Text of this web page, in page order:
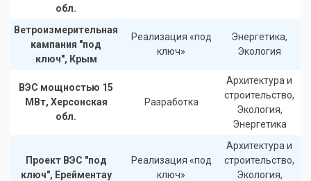
обл.
Ветроизмерительная
кампания "под
ключ", Крым
Реализация «под
ключ»
Энергетика,
Экология
ВЭС мощностью 15
МВт, Херсонская
обл.
Разработка
Архитектура и
строительство,
Экология,
Энергетика
Проект ВЭС "под
ключ", Ерейментау
Реализация «под
ключ»
Архитектура и
строительство,
Экология,